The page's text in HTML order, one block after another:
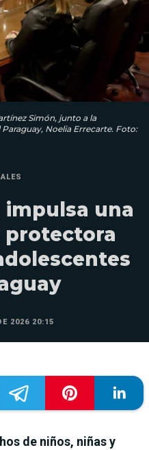
Simón, junto a la
Noelia Errecarte. Foto:
impulsa una
protectora
2026 20:15
de niños, niñas y